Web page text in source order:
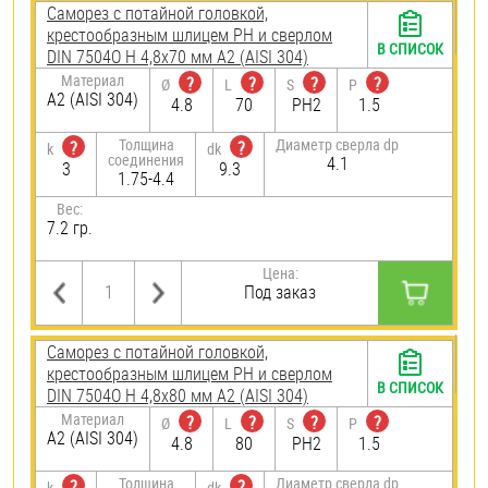
Саморез с потайной головкой,
крестообразным шлицем PH и сверлом
DIN 7504O H 4,8х70 мм А2 (AISI 304)
Материал
А2 (AISI 304)
Ø
?
4.8
L
?
70
S
?
PH2
P
?
1.5
k
?
3
Толщина
соединения
1.75-4.4
dk
?
9.3
Диаметр сверла dp
4.1
Вес:
7.2 гр.
Цена:
Под заказ
В СПИСОК
Саморез с потайной головкой,
крестообразным шлицем PH и сверлом
DIN 7504O H 4,8х80 мм А2 (AISI 304)
Материал
А2 (AISI 304)
Ø
?
4.8
L
?
80
S
?
PH2
P
?
1.5
Толщина Диаметр сверла dp
В СПИСОК